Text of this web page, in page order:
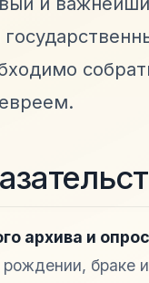
архива и
браке